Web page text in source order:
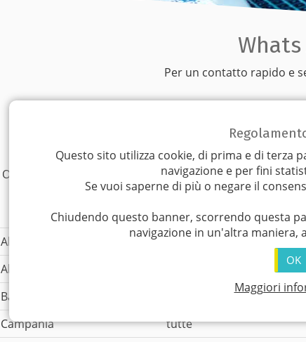
Questo sito utilizza cookie, di prima e di terza
navigazione e per fini
Se vuoi saperne di più o negare il
Chiudendo questo banner, scorrendo questa
navigazione in un'altra maniera,
OK
Maggiori
Whats
Per un contatto rapido e
Operiamo in tutta Italia e oltre confine, i nostri
sono lieti di consigliarvi.
Abruzzo (AQ-CH-PE-TE)
Alto Adige
Basilicata
Campania
tutte